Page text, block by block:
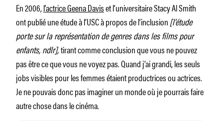
En 2006,l’actrice Geena Daviset l’universitaire Stacy Al Smith
ont publié une étude à l’USC à propos de l’inclusion[l’étude
porte sur la représentation de genres dans les films pour
enfants, ndlr],tirant comme conclusion que vous ne pouvez
pas être ce que vous ne voyez pas. Quand j’ai grandi, les seuls
jobs visibles pour les femmes étaient productrices ou actrices.
Je ne pouvais donc pas imaginer un monde où je pourrais faire
autre chose dans le cinéma.